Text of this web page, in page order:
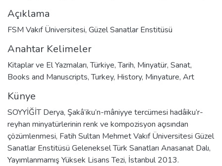
Açıklama
FSM Vakıf Üniversitesi, Güzel Sanatlar Enstitüsü
Anahtar Kelimeler
Kitaplar ve El Yazmaları,Türkiye,Tarih, Minyatür, Sanat,
Books and Manuscripts,Turkey, History, Minyature, Art
Künye
SOYYİĞİT Derya, Şakâ’iku’n-mâniyye tercümesi hadâiku’r-
reyhan minyatürlerinin renk ve kompozisyon açısından
çözümlenmesi, Fatih Sultan Mehmet Vakıf Üniversitesi Güzel
Sanatlar Enstitüsü Geleneksel Türk Sanatları Anasanat Dalı,
Yayımlanmamış Yüksek Lisans Tezi, İstanbul 2013.